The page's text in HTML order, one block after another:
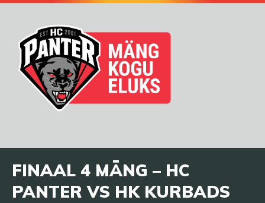
FINAAL 4 MÄNG – HC
PANTER VS HK KURBADS